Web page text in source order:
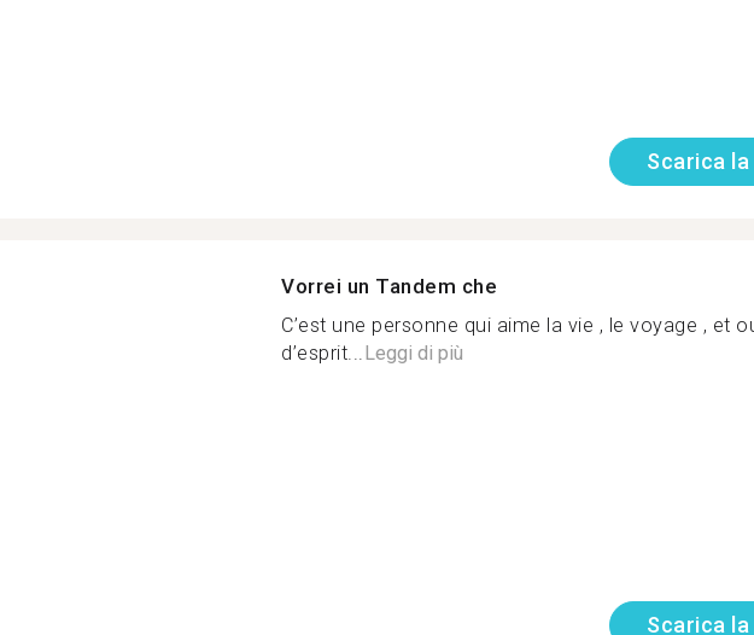
Scarica la
Vorrei un Tandem che
C’est une personne qui aime la vie , le voyage , et
d’esprit...Leggi di più
Scarica la